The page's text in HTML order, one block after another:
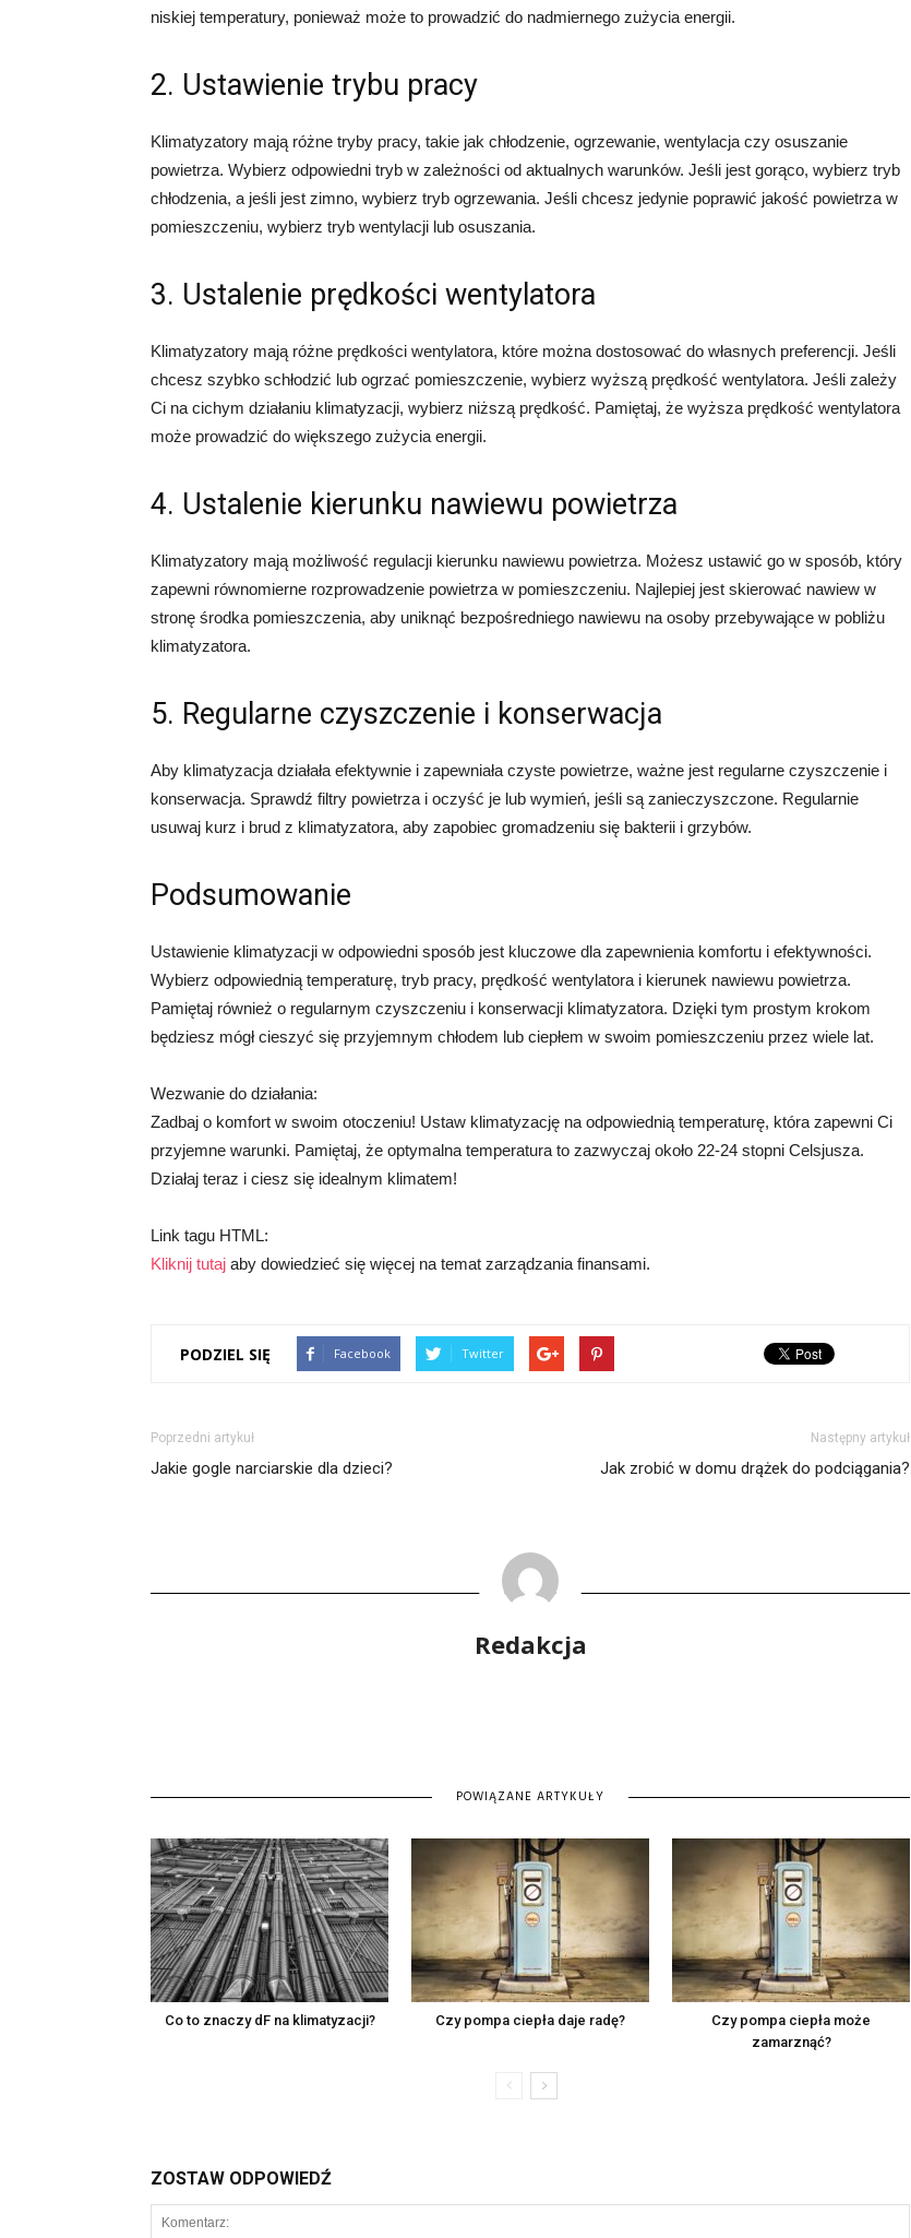
niskiej temperatury, ponieważ może to prowadzić do nadmiernego zużycia energii.
2. Ustawienie trybu pracy
Klimatyzatory mają różne tryby pracy, takie jak chłodzenie, ogrzewanie, wentylacja czy osuszanie
powietrza. Wybierz odpowiedni tryb w zależności od aktualnych warunków. Jeśli jest gorąco, wybierz tryb
chłodzenia, a jeśli jest zimno, wybierz tryb ogrzewania. Jeśli chcesz jedynie poprawić jakość powietrza w
pomieszczeniu, wybierz tryb wentylacji lub osuszania.
3. Ustalenie prędkości wentylatora
Klimatyzatory mają różne prędkości wentylatora, które można dostosować do własnych preferencji. Jeśli
chcesz szybko schłodzić lub ogrzać pomieszczenie, wybierz wyższą prędkość wentylatora. Jeśli zależy
Ci na cichym działaniu klimatyzacji, wybierz niższą prędkość. Pamiętaj, że wyższa prędkość wentylatora
może prowadzić do większego zużycia energii.
4. Ustalenie kierunku nawiewu powietrza
Klimatyzatory mają możliwość regulacji kierunku nawiewu powietrza. Możesz ustawić go w sposób, który
zapewni równomierne rozprowadzenie powietrza w pomieszczeniu. Najlepiej jest skierować nawiew w
stronę środka pomieszczenia, aby uniknąć bezpośredniego nawiewu na osoby przebywające w pobliżu
klimatyzatora.
5. Regularne czyszczenie i konserwacja
Aby klimatyzacja działała efektywnie i zapewniała czyste powietrze, ważne jest regularne czyszczenie i
konserwacja. Sprawdź filtry powietrza i oczyść je lub wymień, jeśli są zanieczyszczone. Regularnie
usuwaj kurz i brud z klimatyzatora, aby zapobiec gromadzeniu się bakterii i grzybów.
Podsumowanie
Ustawienie klimatyzacji w odpowiedni sposób jest kluczowe dla zapewnienia komfortu i efektywności.
Wybierz odpowiednią temperaturę, tryb pracy, prędkość wentylatora i kierunek nawiewu powietrza.
Pamiętaj również o regularnym czyszczeniu i konserwacji klimatyzatora. Dzięki tym prostym krokom
będziesz mógł cieszyć się przyjemnym chłodem lub ciepłem w swoim pomieszczeniu przez wiele lat.
Wezwanie do działania:
Zadbaj o komfort w swoim otoczeniu! Ustaw klimatyzację na odpowiednią temperaturę, która zapewni Ci
przyjemne warunki. Pamiętaj, że optymalna temperatura to zazwyczaj około 22-24 stopni Celsjusza.
Działaj teraz i ciesz się idealnym klimatem!
Link tagu HTML:
Kliknij tutaj aby dowiedzieć się więcej na temat zarządzania finansami.
PODZIEL SIĘ Facebook Twitter
Poprzedni artykuł
Jakie gogle narciarskie dla dzieci?
Następny artykuł
Jak zrobić w domu drążek do podciągania?
Redakcja
POWIĄZANE ARTYKUŁY
Co to znaczy dF na klimatyzacji? Czy pompa ciepła daje radę?
Czy pompa ciepła może
zamarznąć?
ZOSTAW ODPOWIEDŹ